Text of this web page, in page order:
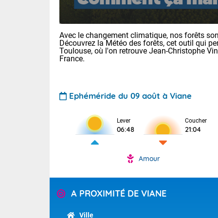
TENDANCE
Pour la
Les
Avec le changement climatique, nos forêts
Découvrez la Météo des forêts, cet outil qui
Toulouse, où l'on retrouve Jean-Christophe
France.
Ephéméride du 09 août à Viane
Lever
06:48
Coucher
21:04
Amour
A PROXIMITÉ DE VIANE
Ville
Voici les
: 12/27 Paris
Limoges :
Lille : 16/34